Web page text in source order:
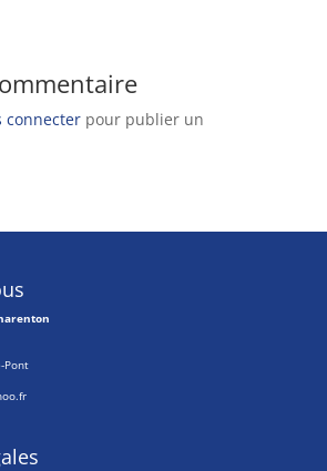
connecterpour publier un
Pont